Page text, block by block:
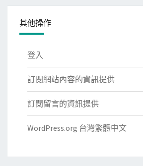
其他操作
登入
訂閱網站內容的資訊提供
訂閱留言的資訊提供
WordPress.org 台灣繁體中文